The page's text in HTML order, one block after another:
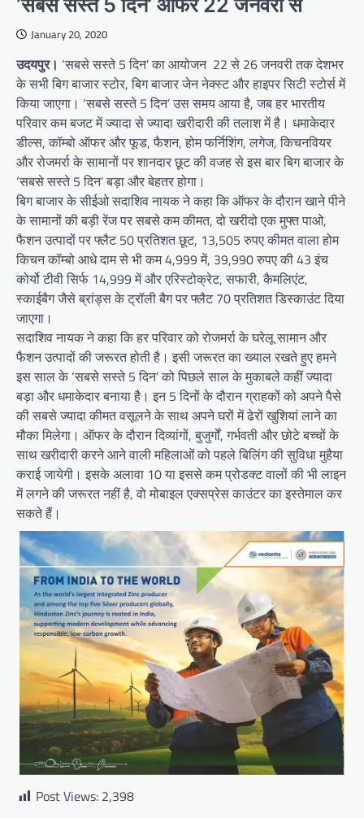
January 20, 2020
उदयपुर। ‘सबसे सस्ते 5 दिन’ का आयोजन 22 से 26 जनवरी तक देशभर
के सभी बिग बाजार स्टोर, बिग बाजार जेन नेक्स्ट और हाइपर सिटी स्टोर्स में
किया जाएगा। ‘सबसे सस्ते 5 दिन’ उस समय आया है, जब हर भारतीय
परिवार कम बजट में ज्यादा से ज्यादा खरीदारी की तलाश में है। धमाकेदार
डील्स, कॉम्बो ऑफर और फूड, फैशन, होम फर्निशिंग, लगेज, किचनवियर
और रोजमर्रा के सामानों पर शानदार छूट की वजह से इस बार बिग बाजार के
‘सबसे सस्ते 5 दिन’ बड़ा और बेहतर होगा।
बिग बाजार के सीईओ सदाशिव नायक ने कहा कि ऑफर के दौरान खाने पीने
के सामानों की बड़ी रेंज पर सबसे कम कीमत, दो खरीदो एक मुफ्त पाओ,
फैशन उत्पादों पर फ्लैट 50 प्रतिशत छूट, 13,505 रुपए कीमत वाला होम
किचन कॉम्बो आधे दाम से भी कम 4,999 में, 39,990 रुपए की 43 इंच
कोर्यो टीवी सिर्फ 14,999 में और एरिस्टोक्रेट, सफारी, कैमलिएंट,
स्काईबैग जैसे ब्रांड्स के ट्रॉली बैग पर फ्लैट 70 प्रतिशत डिस्काउंट दिया
जाएगा।
सदाशिव नायक ने कहा कि हर परिवार को रोजमर्रा के घरेलू सामान और
फैशन उत्पादों की जरूरत होती है। इसी जरूरत का ख्याल रखते हुए हमने
इस साल के ‘सबसे सस्ते 5 दिन’ को पिछले साल के मुकाबले कहीं ज्यादा
बड़ा और धमाकेदार बनाया है। इन 5 दिनों के दौरान ग्राहकों को अपने पैसे
की सबसे ज्यादा कीमत वसूलने के साथ अपने घरों में ढेरों खुशियां लाने का
मौका मिलेगा। ऑफर के दौरान दिव्यांगों, बुजुर्गों, गर्भवती और छोटे बच्चों के
साथ खरीदारी करने आने वाली महिलाओं को पहले बिलिंग की सुविधा मुहैया
कराई जायेगी। इसके अलावा 10 या इससे कम प्रोडक्ट वालों की भी लाइन
में लगने की जरूरत नहीं है, वो मोबाइल एक्सप्रेस काउंटर का इस्तेमाल कर
सकते हैं।
Post Views: 2,398